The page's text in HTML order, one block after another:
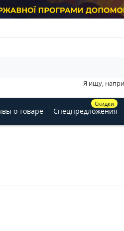
Я ищу,
о товаре
Скидки
Спецпредложения